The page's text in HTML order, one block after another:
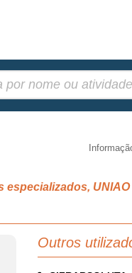
UNIAO
Outros